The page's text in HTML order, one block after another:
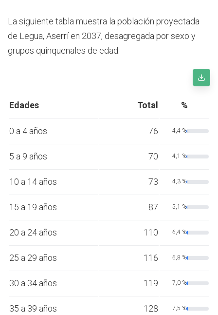
La siguiente tabla muestra la población proyectada
de Legua, Aserrí en 2037, desagregada por sexo y
grupos quinquenales de edad.
Edades Total %
0 a 4 años 76 4,4 %
5 a 9 años 70 4,1 %
10 a 14 años 73 4,3 %
15 a 19 años 87 5,1 %
20 a 24 años 110 6,4 %
25 a 29 años 116 6,8 %
30 a 34 años 119 7,0 %
35 a 39 años 128 7,5 %